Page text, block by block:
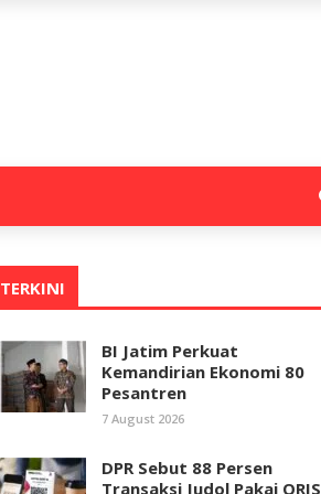
TERKINI
BI Jatim Perkuat
Kemandirian Ekonomi 80
Pesantren
7 August 2026
DPR Sebut 88 Persen
Transaksi Judol Pakai QRIS